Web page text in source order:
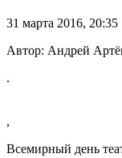
31 марта 2016, 20:35
Автор: Андрей
.
,
Всемирный день